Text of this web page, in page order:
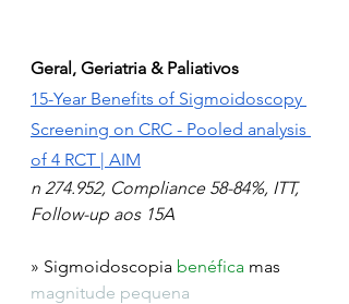
Geral, Geriatria & Paliativos
15-Year Benefits of Sigmoidoscopy
Screening on CRC - Pooled analysis
of 4 RCT | AIM
n 274.952, Compliance 58-84%, ITT,
Follow-up aos 15A
» Sigmoidoscopia benéfica mas
magnitude pequena